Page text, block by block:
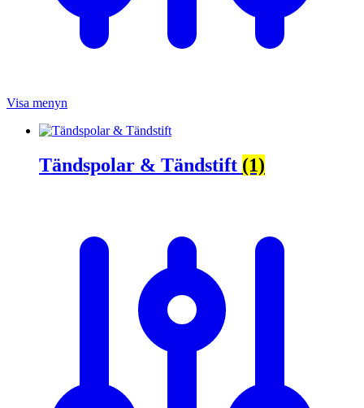
Visa menyn
Tändspolar & Tändstift (1)